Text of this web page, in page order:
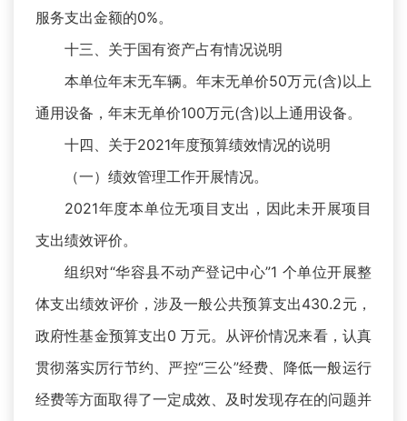
服务支出金额的0%。
十三、关于国有资产占有情况说明
本单位年末无车辆。年末无单价50万元(含)以上
通用设备，年末无单价100万元(含)以上通用设备。
十四、关于2021年度预算绩效情况的说明
（一）绩效管理工作开展情况。
2021年度本单位无项目支出，因此未开展项目
支出绩效评价。
组织对“华容县不动产登记中心”1 个单位开展整
体支出绩效评价，涉及一般公共预算支出430.2元，
政府性基金预算支出0 万元。从评价情况来看，认真
贯彻落实厉行节约、严控“三公”经费、降低一般运行
经费等方面取得了一定成效、及时发现存在的问题并